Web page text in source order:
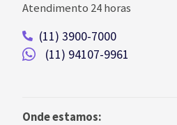
Atendimento 24 horas
(11) 3900-7000
(11) 94107-9961
Onde estamos: